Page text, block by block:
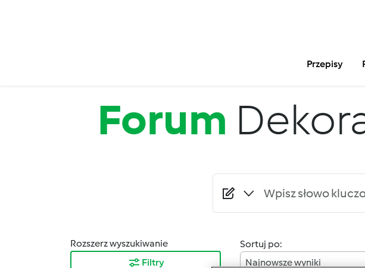
Przepisy
Forum
Rozszerz wyszukiwanie
Filtry
Sortuj po:
Najnowsze wyniki